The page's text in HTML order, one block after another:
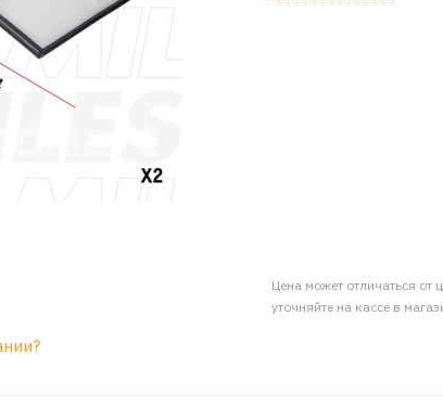
Цена может отличаться от
уточняйте на кассе в